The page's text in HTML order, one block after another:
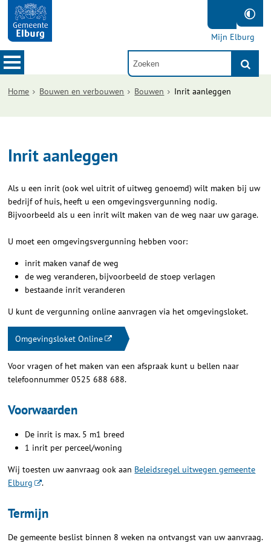
Mijn Elburg
Home Bouwen en verbouwen Bouwen Inrit aanleggen
Inrit aanleggen
Als u een inrit (ook wel uitrit of uitweg genoemd) wilt maken bij uw
bedrijf of huis, heeft u een omgevingsvergunning nodig.
Bijvoorbeeld als u een inrit wilt maken van de weg naar uw garage.
U moet een omgevingsvergunning hebben voor:
inrit maken vanaf de weg
de weg veranderen, bijvoorbeeld de stoep verlagen
bestaande inrit veranderen
U kunt de vergunning online aanvragen via het omgevingsloket.
Omgevingsloket Online
Voor vragen of het maken van een afspraak kunt u bellen naar
telefoonnummer 0525 688 688.
Voorwaarden
De inrit is max. 5 m1 breed
1 inrit per perceel/woning
Wij toesten uw aanvraag ook aan Beleidsregel uitwegen gemeente
Elburg
.
Termijn
De gemeente beslist binnen 8 weken na ontvangst van uw aanvraag.